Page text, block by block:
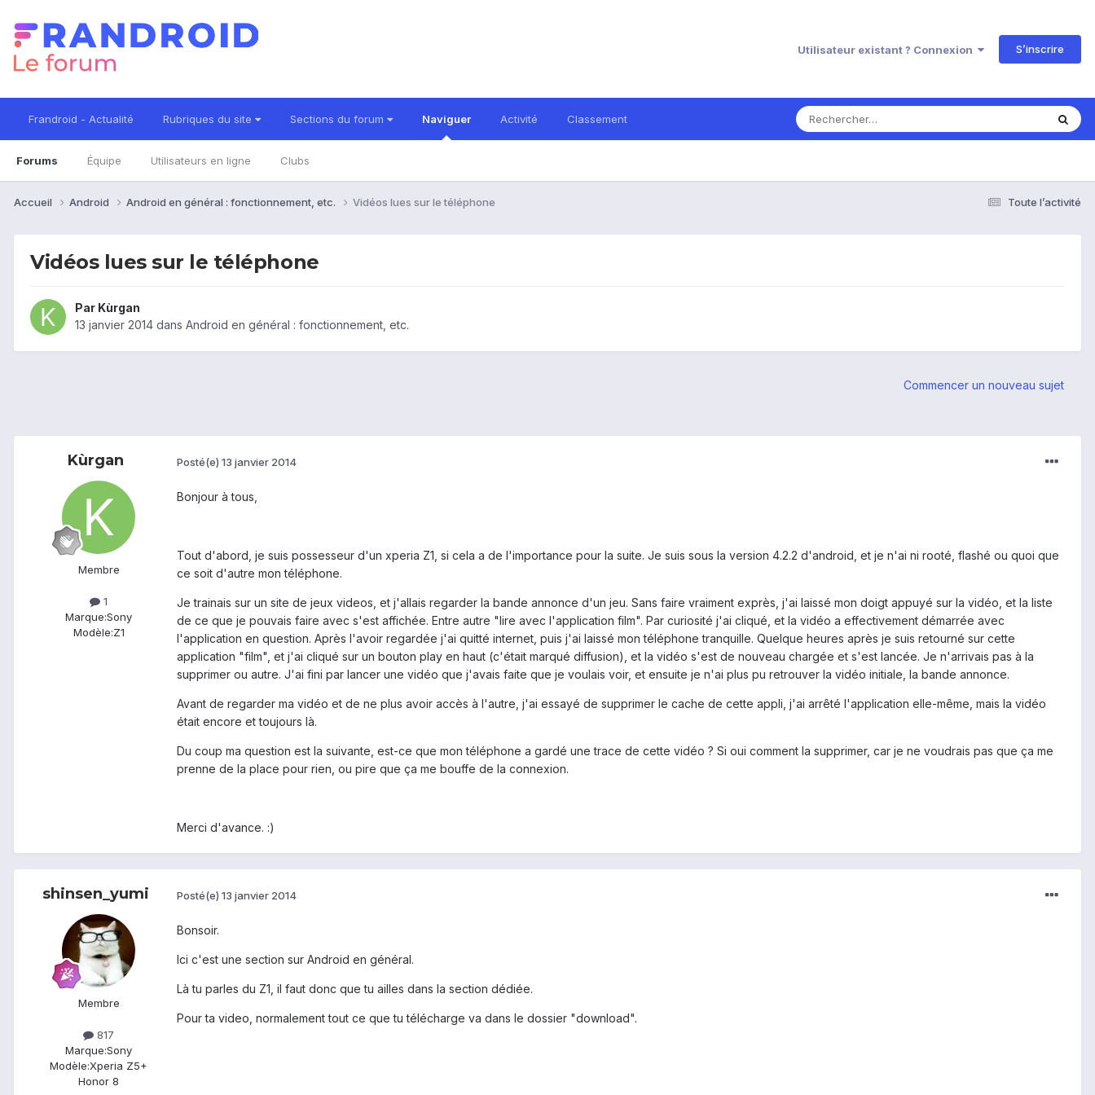
Utilisateur existant ? Connexion S’inscrire
Frandroid - Actualité Rubriques du site Sections du forum Naviguer
Forums Équipe Utilisateurs en ligne Clubs
Activité Classement
Toute l’activité
Accueil Android Android en général : fonctionnement, etc. Vidéos lues sur le téléphone
Vidéos lues sur le téléphone
Par Kùrgan
13 janvier 2014 dans Android en général : fonctionnement, etc.
Commencer un nouveau sujet
Kùrgan
Membre
1
Marque:Sony
Modèle:Z1
Posté(e) 13 janvier 2014
Bonjour à tous,
Tout d'abord, je suis possesseur d'un xperia Z1, si cela a de l'importance pour la suite. Je suis sous la version 4.2.2 d'android, et je n'ai ni rooté, flashé ou quoi que
ce soit d'autre mon téléphone.
Je trainais sur un site de jeux videos, et j'allais regarder la bande annonce d'un jeu. Sans faire vraiment exprès, j'ai laissé mon doigt appuyé sur la vidéo, et la liste
de ce que je pouvais faire avec s'est affichée. Entre autre "lire avec l'application film". Par curiosité j'ai cliqué, et la vidéo a effectivement démarrée avec
l'application en question. Après l'avoir regardée j'ai quitté internet, puis j'ai laissé mon téléphone tranquille. Quelque heures après je suis retourné sur cette
application "film", et j'ai cliqué sur un bouton play en haut (c'était marqué diffusion), et la vidéo s'est de nouveau chargée et s'est lancée. Je n'arrivais pas à la
supprimer ou autre. J'ai fini par lancer une vidéo que j'avais faite que je voulais voir, et ensuite je n'ai plus pu retrouver la vidéo initiale, la bande annonce.
Avant de regarder ma vidéo et de ne plus avoir accès à l'autre, j'ai essayé de supprimer le cache de cette appli, j'ai arrêté l'application elle-même, mais la vidéo
était encore et toujours là.
Du coup ma question est la suivante, est-ce que mon téléphone a gardé une trace de cette vidéo ? Si oui comment la supprimer, car je ne voudrais pas que ça me
prenne de la place pour rien, ou pire que ça me bouffe de la connexion.
Merci d'avance. :)
shinsen_yumi
Membre
817
Marque:Sony
Modèle:Xperia Z5+
Honor 8
Posté(e) 13 janvier 2014
Bonsoir.
Ici c'est une section sur Android en général.
Là tu parles du Z1, il faut donc que tu ailles dans la section dédiée.
Pour ta video, normalement tout ce que tu télécharge va dans le dossier "download".